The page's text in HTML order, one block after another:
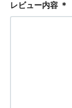
レビュー内容 ＊